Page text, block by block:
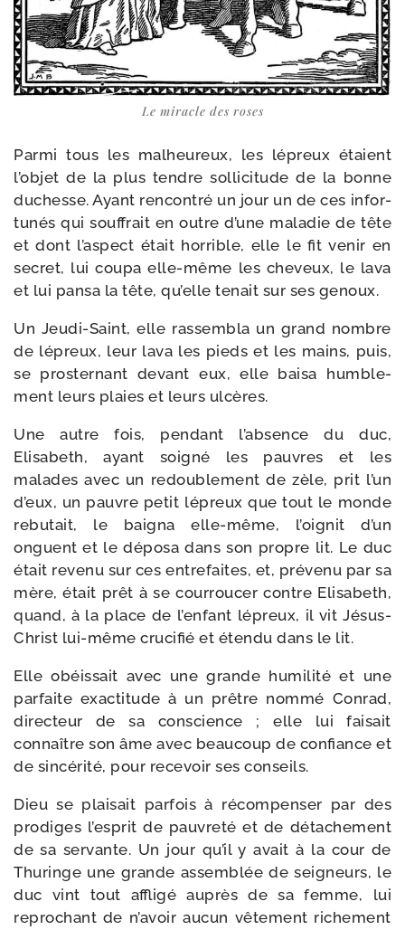
Le miracle des roses
Parmi tous les mal­heu­reux, les lépreux étaient
l’objet de la plus tendre sol­li­ci­tude de la bonne
duchesse. Ayant ren­con­tré un jour un de ces infor­
tu­nés qui souf­frait en outre d’une mala­die de tête
et dont l’aspect était hor­rible, elle le fit venir en
secret, lui cou­pa elle-​même les che­veux, le lava
et lui pan­sa la tête, qu’elle tenait sur ses genoux.
Un Jeudi-​Saint, elle ras­sem­bla un grand nombre
de lépreux, leur lava les pieds et les mains, puis,
se pros­ter­nant devant eux, elle bai­sa hum­ble­
ment leurs plaies et leurs ulcères.
Une autre fois, pen­dant l’absence du duc,
Elisabeth, ayant soi­gné les pauvres et les
malades avec un redou­ble­ment de zèle, prit l’un
d’eux, un pauvre petit lépreux que tout le monde
rebu­tait, le bai­gna elle-​même, l’oignit d’un
onguent et le dépo­sa dans son propre lit. Le duc
était reve­nu sur ces entre­faites, et, pré­ve­nu par sa
mère, était prêt à se cour­rou­cer contre Elisabeth,
quand, à la place de l’enfant lépreux, il vit Jésus-​
Christ lui-​même cru­ci­fié et éten­du dans le lit.
Elle obéis­sait avec une grande humi­li­té et une
par­faite exac­ti­tude à un prêtre nom­mé Conrad,
direc­teur de sa conscience ; elle lui fai­sait
connaître son âme avec beau­coup de confiance et
de sin­cé­ri­té, pour rece­voir ses conseils.
Dieu se plai­sait par­fois à récom­pen­ser par des
pro­diges l’esprit de pau­vre­té et de déta­che­ment
de sa ser­vante. Un jour qu’il y avait à la cour de
Thuringe une grande assem­blée de sei­gneurs, le
duc vint tout affli­gé auprès de sa femme, lui
repro­chant de n’avoir aucun vête­ment riche­ment